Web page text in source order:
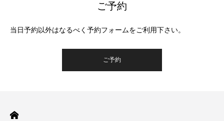
ご予約
当日予約以外はなるべく予約フォームをご利用下さい。
ご予約